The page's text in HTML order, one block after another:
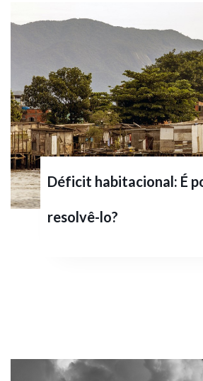
Déficit habitacional: É
resolvê-lo?